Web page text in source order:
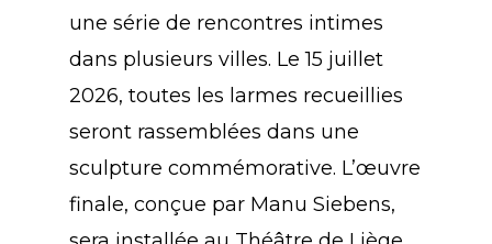
une série de rencontres intimes
dans plusieurs villes. Le 15 juillet
2026, toutes les larmes recueillies
seront rassemblées dans une
sculpture commémorative. L’œuvre
finale, conçue par Manu Siebens,